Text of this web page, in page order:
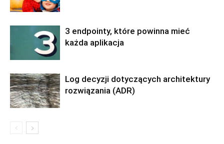
3 endpointy, które powinna mieć
każda aplikacja
Log decyzji dotyczących architektury
rozwiązania (ADR)